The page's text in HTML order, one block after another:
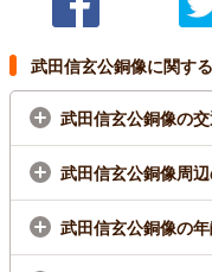
武田信玄公銅像に関す
武田信玄公銅像の
武田信玄公銅像周
武田信玄公銅像の年